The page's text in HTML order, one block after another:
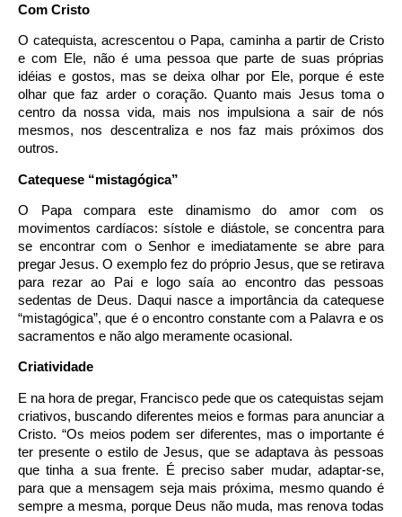
Com Cristo
O catequista, acrescentou o Papa, caminha a partir de Cristo
e com Ele, não é uma pessoa que parte de suas próprias
idéias e gostos, mas se deixa olhar por Ele, porque é este
olhar que faz arder o coração. Quanto mais Jesus toma o
centro da nossa vida, mais nos impulsiona a sair de nós
mesmos, nos descentraliza e nos faz mais próximos dos
outros.
Catequese “mistagógica”
O Papa compara este dinamismo do amor com os
movimentos cardíacos: sístole e diástole, se concentra para
se encontrar com o Senhor e imediatamente se abre para
pregar Jesus. O exemplo fez do próprio Jesus, que se retirava
para rezar ao Pai e logo saía ao encontro das pessoas
sedentas de Deus. Daqui nasce a importância da catequese
“mistagógica”, que é o encontro constante com a Palavra e os
sacramentos e não algo meramente ocasional.
Criatividade
E na hora de pregar, Francisco pede que os catequistas sejam
criativos, buscando diferentes meios e formas para anunciar a
Cristo. “Os meios podem ser diferentes, mas o importante é
ter presente o estilo de Jesus, que se adaptava às pessoas
que tinha a sua frente. É preciso saber mudar, adaptar-se,
para que a mensagem seja mais próxima, mesmo quando é
sempre a mesma, porque Deus não muda, mas renova todas